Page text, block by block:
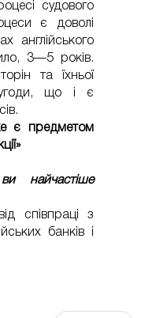
судового
є доволі
англійського
3—5 років.
та їхньої
угоди, що і є
є предметом
найчастіше
співпраці з
банків і